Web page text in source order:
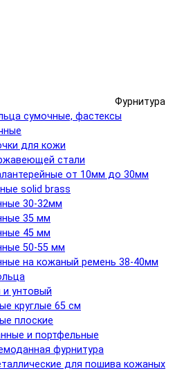
Фурнитура
сумочные, фастексы
для кожи
стали
от 10мм до 30мм
solid brass
30-32мм
35 мм
45 мм
50-55 мм
на кожаный ремень 38-40мм
и унтовый
круглые 65 см
плоские
и портфельные
фурнитура
для пошива кожаных